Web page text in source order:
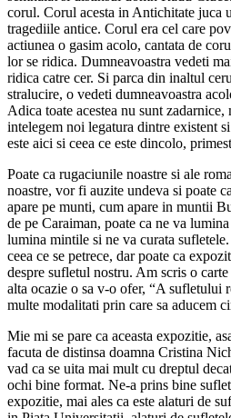
corul. Corul acesta in Antichitate juca
tragediile antice. Corul era cel care
actiunea o gasim acolo, cantata de
lor se ridica. Dumneavoastra vedeti
ridica catre cer. Si parca din inaltul
stralucire, o vedeti dumneavoastra
Adica toate acestea nu sunt zadarnice,
intelegem noi legatura dintre existent
este aici si ceea ce este dincolo,
Poate ca rugaciunile noastre si ale
noastre, vor fi auzite undeva si poate
apare pe munti, cum apare in muntii
de pe Caraiman, poate ca ne va
lumina mintile si ne va curata
ceea ce se petrece, dar poate ca
despre sufletul nostru. Am scris o
alta ocazie o sa v-o ofer, “A sufletului
multe modalitati prin care sa aducem
Mie mi se pare ca aceasta expozitie,
facuta de distinsa doamna Cristina
vad ca se uita mai mult cu dreptul
ochi bine format. Ne-a prins bine
expozitie, mai ales ca este alaturi de